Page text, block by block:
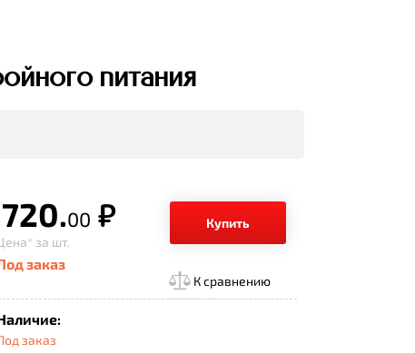
питания
720.00 р.
Купить
за шт.
заказ
К сравнению
заказ